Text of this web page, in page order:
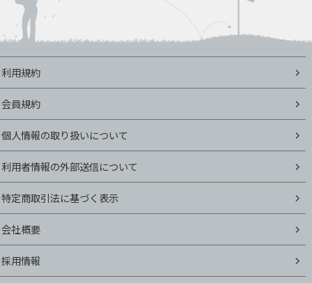
利用規約
会員規約
個人情報の取り扱いについて
利用者情報の外部送信について
特定商取引法に基づく表示
会社概要
採用情報